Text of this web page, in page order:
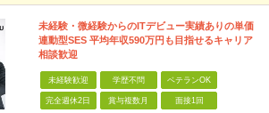
未経験・微経験からのITデビュー実績ありの単価
連動型SES 平均年収590万円も目指せるキャリア
相談歓迎
未経験歓迎 学歴不問 ベテランOK
完全週休2日 賞与複数月 面接1回